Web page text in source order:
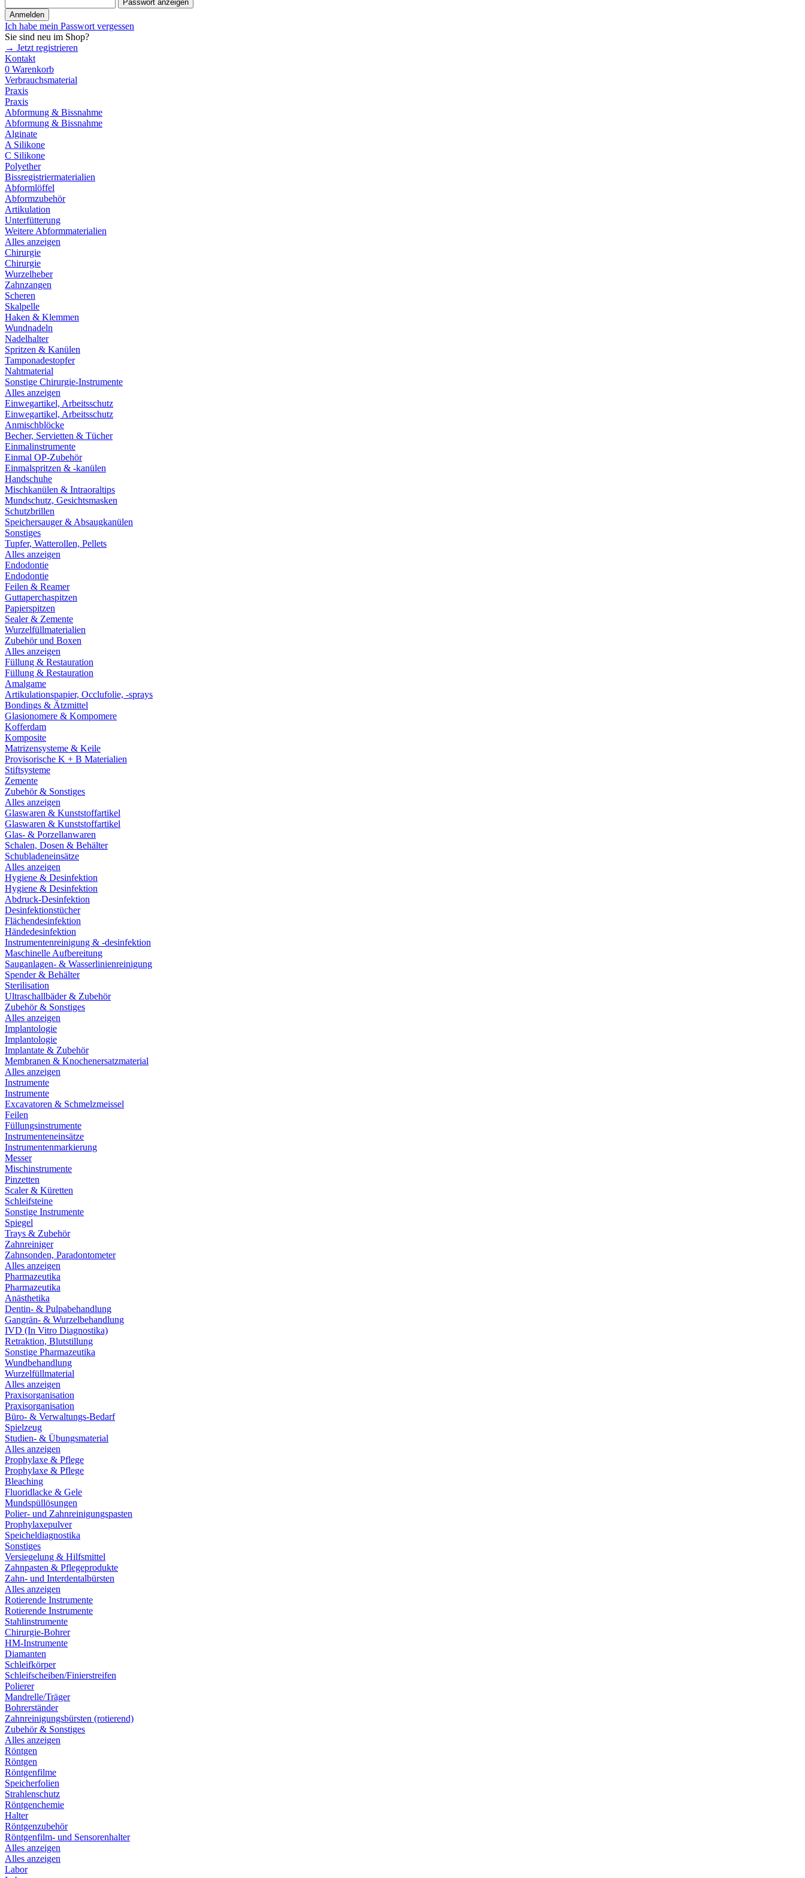
Passwort anzeigen
Anmelden
Ich habe mein Passwort vergessen
Sie sind neu im Shop?
→ Jetzt registrieren
Kontakt
0 Warenkorb
Verbrauchsmaterial
Praxis
Praxis
Abformung & Bissnahme
Abformung & Bissnahme
Alginate
A Silikone
C Silikone
Polyether
Bissregistriermaterialien
Abformlöffel
Abformzubehör
Artikulation
Unterfütterung
Weitere Abformmaterialien
Alles anzeigen
Chirurgie
Chirurgie
Wurzelheber
Zahnzangen
Scheren
Skalpelle
Haken & Klemmen
Wundnadeln
Nadelhalter
Spritzen & Kanülen
Tamponadestopfer
Nahtmaterial
Sonstige Chirurgie-Instrumente
Alles anzeigen
Einwegartikel, Arbeitsschutz
Einwegartikel, Arbeitsschutz
Anmischblöcke
Becher, Servietten & Tücher
Einmalinstrumente
Einmal OP-Zubehör
Einmalspritzen & -kanülen
Handschuhe
Mischkanülen & Intraoraltips
Mundschutz, Gesichtsmasken
Schutzbrillen
Speichersauger & Absaugkanülen
Sonstiges
Tupfer, Watterollen, Pellets
Alles anzeigen
Endodontie
Endodontie
Feilen & Reamer
Guttaperchaspitzen
Papierspitzen
Sealer & Zemente
Wurzelfüllmaterialien
Zubehör und Boxen
Alles anzeigen
Füllung & Restauration
Füllung & Restauration
Amalgame
Artikulationspapier, Occlufolie, -sprays
Bondings & Ätzmittel
Glasionomere & Kompomere
Kofferdam
Komposite
Matrizensysteme & Keile
Provisorische K + B Materialien
Stiftsysteme
Zemente
Zubehör & Sonstiges
Alles anzeigen
Glaswaren & Kunststoffartikel
Glaswaren & Kunststoffartikel
Glas- & Porzellanwaren
Schalen, Dosen & Behälter
Schubladeneinsätze
Alles anzeigen
Hygiene & Desinfektion
Hygiene & Desinfektion
Abdruck-Desinfektion
Desinfektionstücher
Flächendesinfektion
Händedesinfektion
Instrumentenreinigung & -desinfektion
Maschinelle Aufbereitung
Sauganlagen- & Wasserlinienreinigung
Spender & Behälter
Sterilisation
Ultraschallbäder & Zubehör
Zubehör & Sonstiges
Alles anzeigen
Implantologie
Implantologie
Implantate & Zubehör
Membranen & Knochenersatzmaterial
Alles anzeigen
Instrumente
Instrumente
Excavatoren & Schmelzmeissel
Feilen
Füllungsinstrumente
Instrumenteneinsätze
Instrumentenmarkierung
Messer
Mischinstrumente
Pinzetten
Scaler & Küretten
Schleifsteine
Sonstige Instrumente
Spiegel
Trays & Zubehör
Zahnreiniger
Zahnsonden, Paradontometer
Alles anzeigen
Pharmazeutika
Pharmazeutika
Anästhetika
Dentin- & Pulpabehandlung
Gangrän- & Wurzelbehandlung
IVD (In Vitro Diagnostika)
Retraktion, Blutstillung
Sonstige Pharmazeutika
Wundbehandlung
Wurzelfüllmaterial
Alles anzeigen
Praxisorganisation
Praxisorganisation
Büro- & Verwaltungs-Bedarf
Spielzeug
Studien- & Übungsmaterial
Alles anzeigen
Prophylaxe & Pflege
Prophylaxe & Pflege
Bleaching
Fluoridlacke & Gele
Mundspüllösungen
Polier- und Zahnreinigungspasten
Prophylaxepulver
Speicheldiagnostika
Sonstiges
Versiegelung & Hilfsmittel
Zahnpasten & Pflegeprodukte
Zahn- und Interdentalbürsten
Alles anzeigen
Rotierende Instrumente
Rotierende Instrumente
Stahlinstrumente
Chirurgie-Bohrer
HM-Instrumente
Diamanten
Schleifkörper
Schleifscheiben/Finierstreifen
Polierer
Mandrelle/Träger
Bohrerständer
Zahnreinigungsbürsten (rotierend)
Zubehör & Sonstiges
Alles anzeigen
Röntgen
Röntgen
Röntgenfilme
Speicherfolien
Strahlenschutz
Röntgenchemie
Halter
Röntgenzubehör
Röntgenfilm- und Sensorenhalter
Alles anzeigen
Alles anzeigen
Labor